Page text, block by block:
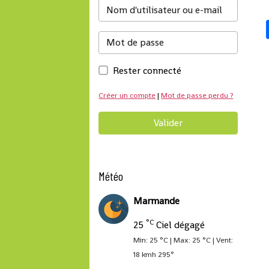
Rester connecté
Créer un compte|Mot de passe perdu ?
Valider
Météo
Marmande
25 °C Ciel dégagé
Min: 25 °C | Max: 25 °C | Vent:
18 kmh 295°